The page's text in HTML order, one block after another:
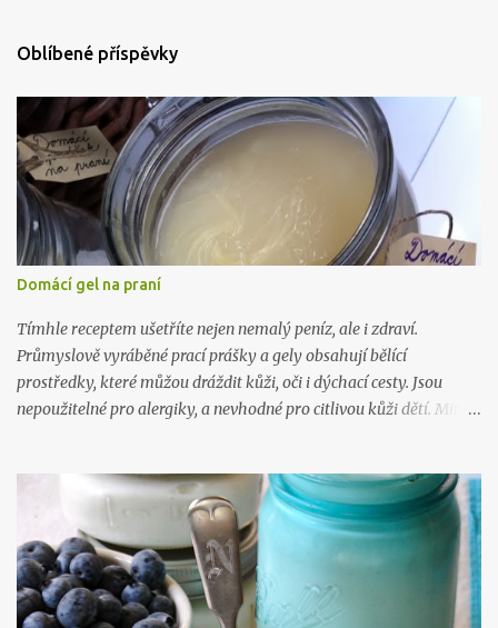
Oblíbené příspěvky
Domácí gel na praní
Tímhle receptem ušetříte nejen nemalý peníz, ale i zdraví.
Průmyslově vyráběné prací prášky a gely obsahují bělící
prostředky, které můžou dráždit kůži, oči i dýchací cesty. Jsou
nepoužitelné pro alergiky, a nevhodné pro citlivou kůži dětí. Mimo
potřebovat: 1 mýdlo na praní ( Marsejské , Jelen) 300 gr práškové
sody na praní (seženete ZDE ) 15 kapek esenciálního oleje dle
vlastního výběru (vybírejte ZDE ) 10 litrů vařící vody Mýdlo
nastrouhejte na jemno a rozmíchejte ve vroucí vodě, po rozpuštění
přimíchejte sodu, opět míchejte až do úplného rozpuštění, pak
přilívejte vařící vodu. Nechte zchladit a přidejte esenciální olej.